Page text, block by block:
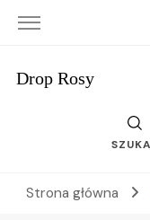
Drop Rosy
Strona główna